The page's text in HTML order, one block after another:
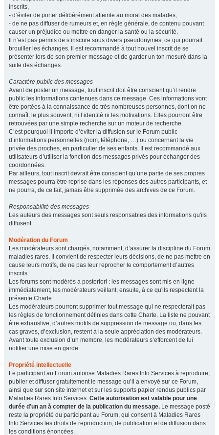
inscrits,
- d’éviter de porter délibérément atteinte au moral des malades,
- de ne pas diffuser de rumeurs et, en règle générale, de contenu pouvant
causer un préjudice ou mettre en danger la santé ou la sécurité.
Il n’est pas permis de s’inscrire sous divers pseudonymes, ce qui pourrait
brouiller les échanges. Il est recommandé à tout nouvel inscrit de se
présenter lors de son premier message et de garder un ton mesuré dans la
suite des échanges.
Caractère public des messages
Avant de poster un message, tout inscrit doit être conscient qu’il rendre
public les informations contenues dans ce message. Ces informations vont
être portées à la connaissance de très nombreuses personnes, dont on ne
connaît, le plus souvent, ni l’identité ni les motivations. Elles pourront être
retrouvées par une simple recherche sur un moteur de recherche.
C’est pourquoi il importe d’éviter la diffusion sur le Forum public
d’informations personnelles (nom, téléphone, …) ou concernant la vie
privée des proches, en particulier de ses enfants. Il est recommandé aux
utilisateurs d’utiliser la fonction des messages privés pour échanger des
coordonnées.
Par ailleurs, tout inscrit devrait être conscient qu’une partie de ses propres
messages pourra être reprise dans les réponses des autres participants, et
ne pourra, de ce fait, jamais être supprimée des archives de ce Forum.
Responsabilité des messages
Les auteurs des messages sont seuls responsables des informations qu'ils
diffusent.
Modération du Forum
Les modérateurs sont chargés, notamment, d’assurer la discipline du Forum
maladies rares. Il convient de respecter leurs décisions, de ne pas mettre en
cause leurs motifs, de ne pas leur reprocher le comportement d’autres
inscrits.
Les forums sont modérés a posteriori : les messages sont mis en ligne
immédiatement, les modérateurs veillant, ensuite, à ce qu'ils respectent la
présente Charte.
Les modérateurs pourront supprimer tout message qui ne respecterait pas
les règles de fonctionnement définies dans cette Charte. La liste ne pouvant
être exhaustive, d’autres motifs de suppression de message ou, dans les
cas graves, d’exclusion, restent à la seule appréciation des modérateurs.
Avant toute exclusion d’un membre, les modérateurs s’efforcent de lui
notifier une mise en garde.
Propriété intellectuelle
Le participant au Forum autorise Maladies Rares Info Services à reproduire,
publier et diffuser gratuitement le message qu’il a envoyé sur ce Forum,
ainsi que sur son site internet et sur les supports papier rendus publics par
Maladies Rares Info Services. Cette autorisation est valable pour une
durée d’un an à compter de la publication du message. Le message posté
reste la propriété du participant au Forum, qui consent à Maladies Rares
Info Services les droits de reproduction, de publication et de diffusion dans
les conditions énoncées.